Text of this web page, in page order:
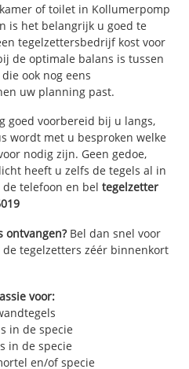
of toilet in Kollumerpomp
is het belangrijk u goed te
tegelzettersbedrijf kost voor
de optimale balans is tussen
ook nog eens
uw planning past.
goed voorbereid bij u langs,
wordt met u besproken welke
nodig zijn. Geen gedoe,
heeft u zelfs de tegels al in
de telefoon en beltegelzetter
ontvangen?Bel dan snel voor
tegelzetters zéér binnenkort
voor:
in de specie
in de specie
en/of specie